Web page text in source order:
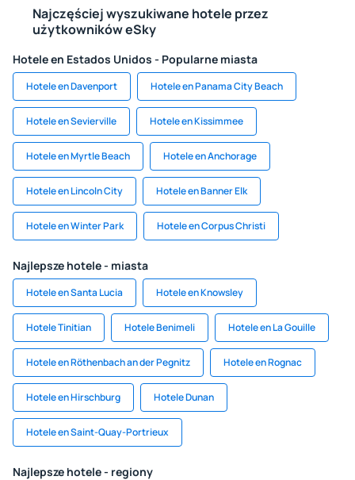
Najczęściej wyszukiwane hotele przez
użytkowników eSky
Hotele en Estados Unidos - Popularne miasta
Hotele en Davenport Hotele en Panama City Beach
Hotele en Sevierville Hotele en Kissimmee
Hotele en Myrtle Beach Hotele en Anchorage
Hotele en Lincoln City Hotele en Banner Elk
Hotele en Winter Park Hotele en Corpus Christi
Najlepsze hotele - miasta
Hotele en Santa Lucia Hotele en Knowsley
Hotele Tinitian Hotele Benimeli Hotele en La Gouille
Hotele en Röthenbach an der Pegnitz Hotele en Rognac
Hotele en Hirschburg Hotele Dunan
Hotele en Saint-Quay-Portrieux
Najlepsze hotele - regiony